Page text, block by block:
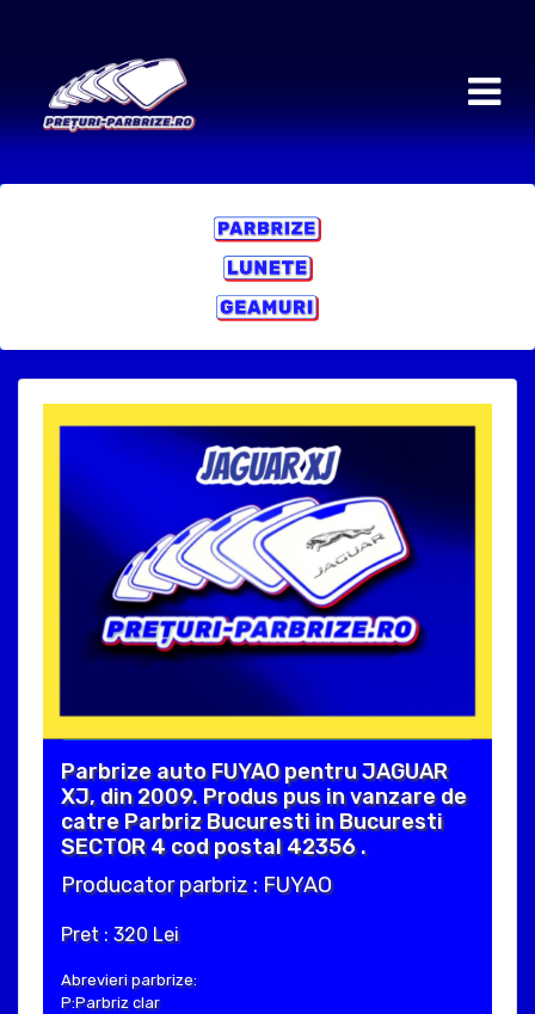
Parbrize auto FUYAO pentru JAGUAR
XJ, din 2009. Produs pus in vanzare de
catre Parbriz Bucuresti in Bucuresti
SECTOR 4 cod postal 42356 .
Producator parbriz : FUYAO
Pret : 320 Lei
Abrevieri parbrize:
P:Parbriz clar